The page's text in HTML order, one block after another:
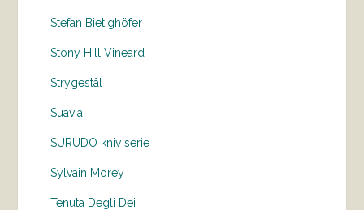
Stefan Bietighöfer
Stony Hill Vineard
Strygestål
Suavia
SURUDO kniv serie
Sylvain Morey
Tenuta Degli Dei